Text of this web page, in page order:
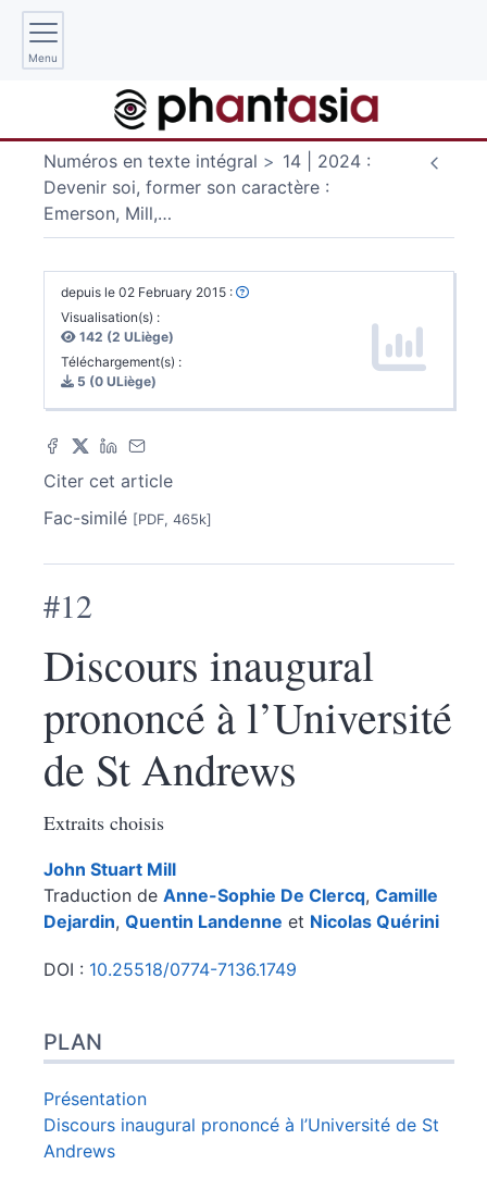
Menu
Numéros en texte intégral
14 | 2024 :
Devenir soi, former son caractère :
Emerson, Mill,…
depuis le 02 February 2015 :
Visualisation(s) :
142 (2 ULiège)
Téléchargement(s) :
5 (0 ULiège)
Citer cet article
Fac-similé [PDF, 465k]
#12
Discours inaugural
prononcé à l’Université
de St Andrews
Extraits choisis
John Stuart Mill
Traduction de Anne-Sophie De Clercq, Camille
Dejardin, Quentin Landenne et Nicolas Quérini
DOI : 10.25518/0774-7136.1749
Notes
Auteur
Traducteurs
PLAN
Présentation
Discours inaugural prononcé à l’Université de St
Andrews